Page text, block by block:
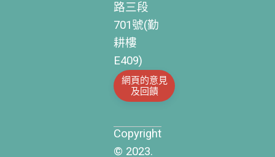
路三段
701號(勤
耕樓
E409)
網頁的意見
及回饋
Copyright
© 2023.